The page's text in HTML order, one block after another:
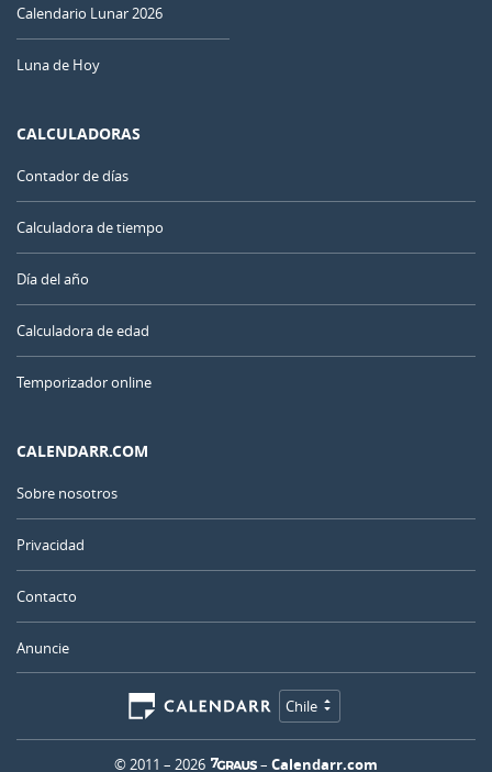
Calendario Lunar 2026
Luna de Hoy
CALCULADORAS
Contador de días
Calculadora de tiempo
Día del año
Calculadora de edad
Temporizador online
CALENDARR.COM
Sobre nosotros
Privacidad
Contacto
Anuncie
Chile
© 2011 – 2026 – Calendarr.com